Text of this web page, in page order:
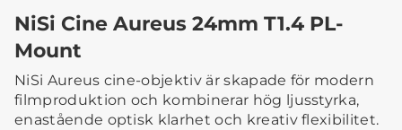
NiSi Cine Aureus 24mm T1.4 PL-
Mount
NiSi Aureus cine-objektiv är skapade för modern
filmproduktion och kombinerar hög ljusstyrka,
enastående optisk klarhet och kreativ flexibilitet.